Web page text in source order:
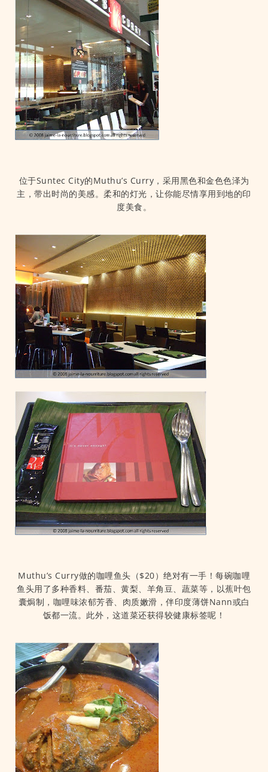
位于Suntec City的Muthu’s Curry，采用黑色和金色色泽为
主，带出时尚的美感。柔和的灯光，让你能尽情享用到地的印
度美食。
Muthu’s Curry做的咖哩鱼头（$20）绝对有一手！每碗咖哩
鱼头用了多种香料、番茄、黄梨、羊角豆、蔬菜等，以蕉叶包
囊焗制，咖哩味浓郁芳香、肉质嫩滑，伴印度薄饼Nann或白
饭都一流。此外，这道菜还获得较健康标签呢！